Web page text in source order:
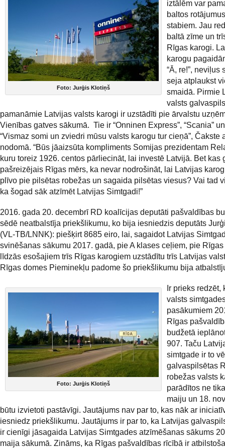
Foto: Jurģis Klotiņš
iztālēm var
baltos
stabiem. Jau
baltā zīme un
Rīgas karogi.
karogu
“Ā, re!”, neviļus
seja atplaukst
smaidā. Pirmie
valsts
pamanāmie Latvijas valsts karogi ir uzstādīti pie ārvalstu
Vienības gatves sākumā. Tie ir “Onninen Express”, “Scania”
“Vismaz somi un zviedri mūsu valsts karogu tur cieņā”, Čakste
nodomā. “Būs jāaizsūta kompliments Somijas prezidentam
kuru toreiz 1926. centos pārliecināt, lai investē Latvijā. Bet kas
pašreizējais Rīgas mērs, ka nevar nodrošināt, lai Latvijas
plīvo pie pilsētas robežas un sagaida pilsētas viesus? Vai tad
ka šogad sāk atzīmēt Latvijas Simtgadi!”
2016. gada 20. decembrī RD koalīcijas deputāti pašvaldības
sēdē neatbalstīja priekšlikumu, ko bija iesniedzis deputāts
(VL-TB/LNNK): piešķirt 8685 eiro, lai, sagaidot Latvijas
svinēšanas sākumu 2017. gadā, pie A klases ceļiem, pie
līdzās esošajiem trīs Rīgas karogiem uzstādītu trīs Latvijas
Rīgas domes Pieminekļu padome šo priekšlikumu bija
Foto: Jurģis Klotiņš
Ir prieks redzēt,
valsts
pasākumiem
Rīgas
budžetā
907. Taču
simtgade ir to
galvaspilsētas
robežas valsts
parādītos ne
maiju un 18.
būtu izvietoti pastāvīgi. Jautājums nav par to, kas nāk ar
iesniedz priekšlikumu. Jautājums ir par to, ka Latvijas
ir cienīgi jāsagaida Latvijas Simtgades atzīmēšanas sākums
maija sākumā. Zināms, ka Rīgas pašvaldības rīcībā ir